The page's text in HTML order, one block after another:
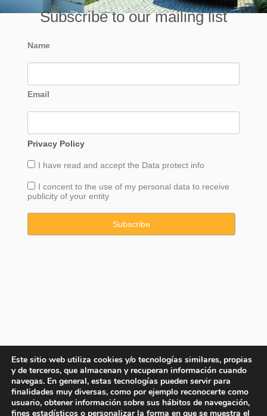
Subscribe to our mailing list
Name
Email
Privacy Policy
I have read and accept the Data protect info
I concent to the use of my personal data to receive
publicity of your entity
Este sitio web utiliza cookies y/o tecnologías similares, propias
y de terceros, que almacenan y recuperan información cuando
navegas. En general, estas tecnologías pueden servir para
finalidades muy diversas, como por ejemplo reconocerte como
usuario, obtener información sobre sus hábitos de navegación,
fines estadísticos o personalizar la forma en que se muestra el